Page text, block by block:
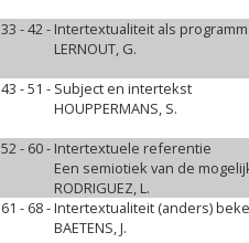
33 - 42 - Intertextualiteit als
LERNOUT, G.
43 - 51 - Subject en intertekst
HOUPPERMANS, S.
52 - 60 - Intertextuele referentie
Een semiotiek van de
RODRIGUEZ, L.
61 - 68 -Intertextualiteit (anders)
BAETENS, J.